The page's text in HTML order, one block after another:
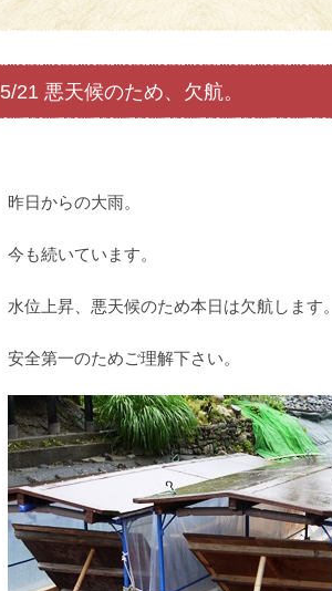
5/21 悪天候のため、欠航。
昨日からの大雨。
今も続いています。
水位上昇、悪天候のため本日は欠航します。
安全第一のためご理解下さい。